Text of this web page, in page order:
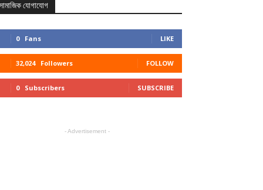
যোগাযোগ
0 Fans LIKE
32,024 Followers FOLLOW
0 Subscribers SUBSCRIBE
- Advertisement -